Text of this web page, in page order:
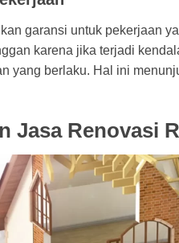
garansi untuk pekerjaan
karena jika terjadi
yang berlaku. Hal ini
Jasa Renovasi